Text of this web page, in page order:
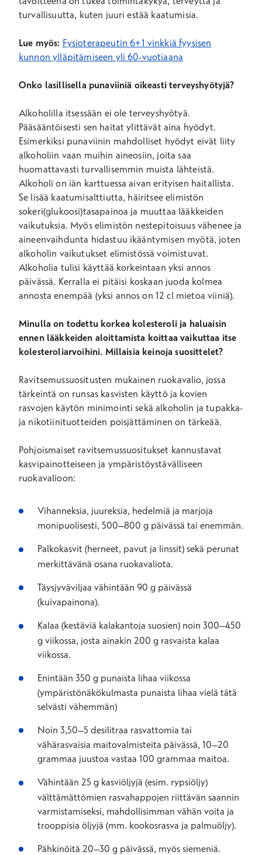
turvallisuutta, kuten juuri estää kaatumisia.
Lue myös: Fysioterapeutin 6+1 vinkkiä fyysisen
kunnon ylläpitämiseen yli 60-vuotiaana
Onko lasillisella punaviiniä oikeasti terveyshyötyjä?
Alkoholilla itsessään ei ole terveyshyötyä.
Pääsääntöisesti sen haitat ylittävät aina hyödyt.
Esimerkiksi punaviinin mahdolliset hyödyt eivät liity
alkoholiin vaan muihin aineosiin, joita saa
huomattavasti turvallisemmin muista lähteistä.
Alkoholi on iän karttuessa aivan erityisen haitallista.
Se lisää kaatumisalttiutta, häiritsee elimistön
sokeri(glukoosi)tasapainoa ja muuttaa lääkkeiden
vaikutuksia. Myös elimistön nestepitoisuus vähenee ja
aineenvaihdunta hidastuu ikääntymisen myötä, joten
alkoholin vaikutukset elimistössä voimistuvat.
Alkoholia tulisi käyttää korkeintaan yksi annos
päivässä. Kerralla ei pitäisi koskaan juoda kolmea
annosta enempää (yksi annos on 12 cl mietoa viiniä).
Minulla on todettu korkea kolesteroli ja haluaisin
ennen lääkkeiden aloittamista koittaa vaikuttaa itse
kolesteroliarvoihini. Millaisia keinoja suosittelet?
Ravitsemussuositusten mukainen ruokavalio, jossa
tärkeintä on runsas kasvisten käyttö ja kovien
rasvojen käytön minimointi sekä alkoholin ja tupakka-
ja nikotiinituotteiden poisjättäminen on tärkeää.
Pohjoismaiset ravitsemussuositukset kannustavat
kasvipainotteiseen ja ympäristöystävälliseen
ruokavalioon:
Vihanneksia, juureksia, hedelmiä ja marjoja
monipuolisesti, 500–800 g päivässä tai enemmän.
Palkokasvit (herneet, pavut ja linssit) sekä perunat
merkittävänä osana ruokavaliota.
Täysjyväviljaa vähintään 90 g päivässä
(kuivapainona).
Kalaa (kestäviä kalakantoja suosien) noin 300–450
g viikossa, josta ainakin 200 g rasvaista kalaa
viikossa.
Enintään 350 g punaista lihaa viikossa
(ympäristönäkökulmasta punaista lihaa vielä tätä
selvästi vähemmän)
Noin 3,50–5 desilitraa rasvattomia tai
vähärasvaisia maitovalmisteita päivässä, 10–20
grammaa juustoa vastaa 100 grammaa maitoa.
Vähintään 25 g kasviöljyjä (esim. rypsiöljy)
välttämättömien rasvahappojen riittävän saannin
varmistamiseksi, mahdollisimman vähän voita ja
trooppisia öljyjä (mm. kookosrasva ja palmuöljy).
Pähkinöitä 20–30 g päivässä, myös siemeniä.